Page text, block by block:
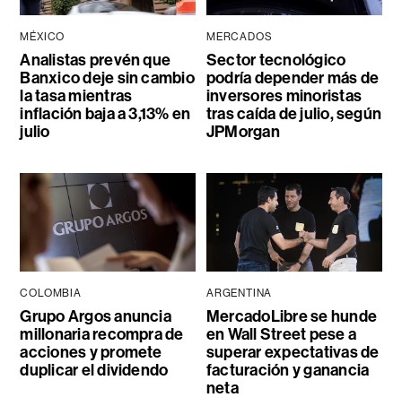
MÉXICO
Analistas prevén que
Banxico deje sin cambio
la tasa mientras
inflación baja a 3,13% en
julio
MERCADOS
Sector tecnológico
podría depender más de
inversores minoristas
tras caída de julio, según
JPMorgan
COLOMBIA
Grupo Argos anuncia
millonaria recompra de
acciones y promete
duplicar el dividendo
ARGENTINA
MercadoLibre se hunde
en Wall Street pese a
superar expectativas de
facturación y ganancia
neta